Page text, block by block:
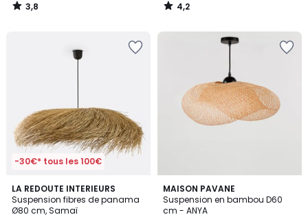
3,8
/
4,2
/
-30€* tous les 100€
LA REDOUTE INTERIEURS
Suspension fibres de panama
Ø80 cm, Samaï
4,5
/ 5
MAISON PAVANE
Suspension en bambou D60
cm - ANYA